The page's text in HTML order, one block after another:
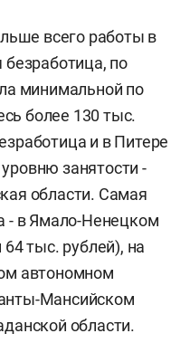
всего работы в
по
минимальной по
более 130 тыс.
и в Питере
занятости -
области. Самая
- в Ямало-Ненецком
тыс. рублей), на
автономном
Мансийском
области.